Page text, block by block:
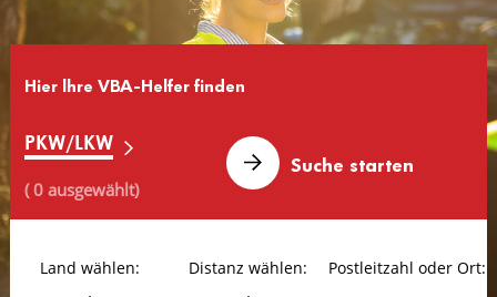
Hier lhre VBA-Helfer finden
PKW/LKW
( 0 ausgewählt)
Land wählen: Distanz wählen: Postleitzahl oder Ort: